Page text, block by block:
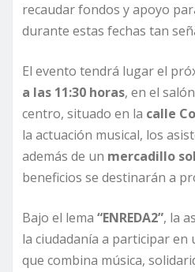
recaudar fondos y apoyo
durante estas fechas tan
El evento tendrá lugar el
a las 11:30 horas, en el
centro, situado en la calle
la actuación musical, los
además de un mercadillo
beneficios se destinarán a
Bajo el lema “ENREDA2”, la
la ciudadanía a participar en
que combina música,